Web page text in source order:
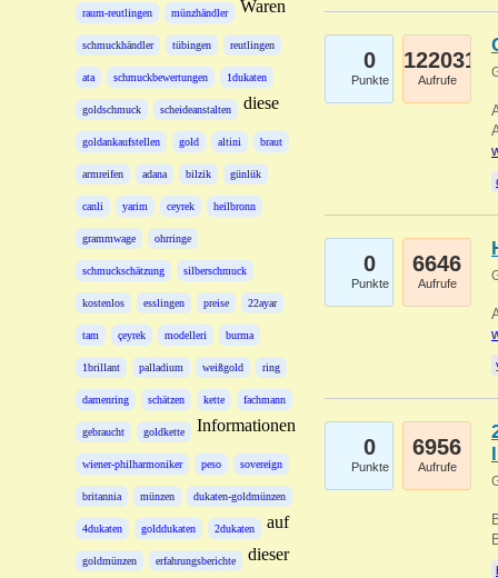
raum-reutlingen münzhändler
schmuckhändler tübingen reutlingen
ata schmuckbewertungen 1dukaten
goldschmuck scheideanstalten
goldankaufstellen gold altini braut
armreifen adana bilzik günlük
canli yarim ceyrek heilbronn
grammwage ohrringe
schmuckschätzung silberschmuck
kostenlos esslingen preise 22ayar
tam çeyrek modelleri burma
1brillant palladium weißgold ring
damenring schätzen kette fachmann
gebraucht goldkette
wiener-philharmoniker peso sovereign
britannia münzen dukaten-goldmünzen
4dukaten golddukaten 2dukaten
goldmünzen erfahrungsberichte
Waren
diese
Informationen
auf
dieser
0
Punkte
122031
Aufrufe
0
Punkte
6646
Aufrufe
0
Punkte
6956
Aufrufe